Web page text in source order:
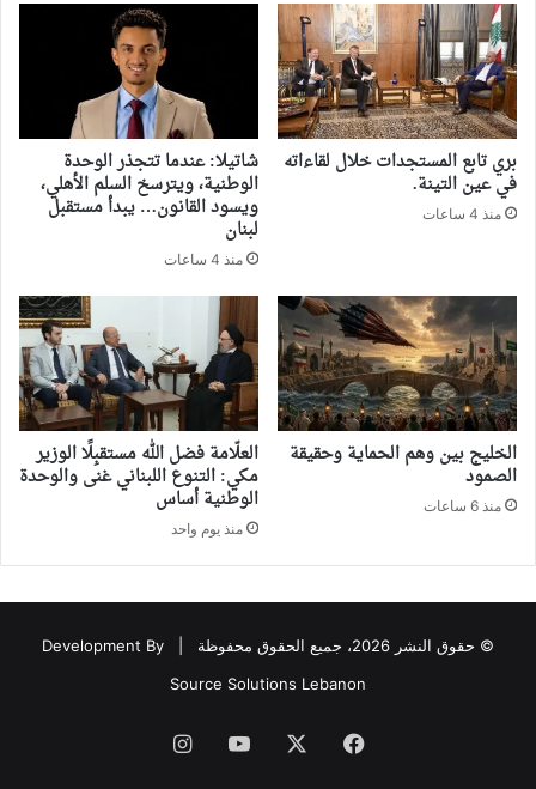
بري تابع المستجدات خلال لقاءاته
في عين التينة.
منذ 4 ساعات
شاتيلا: عندما تتجذر الوحدة
الوطنية، ويترسخ السلم الأهلي،
ويسود القانون… يبدأ مستقبل
لبنان
منذ 4 ساعات
‏الخليج بين وهم الحماية وحقيقة
الصمود
منذ 6 ساعات
العلّامة فضل الله مستقبِلًا الوزير
مكي: التنوع اللبناني غنى والوحدة
الوطنية أساس
منذ يوم واحد
© حقوق النشر 2026، جميع الحقوق محفوظة |
Development By
Source Solutions Lebanon
فيسبوك ‫YouTubeانستقرام